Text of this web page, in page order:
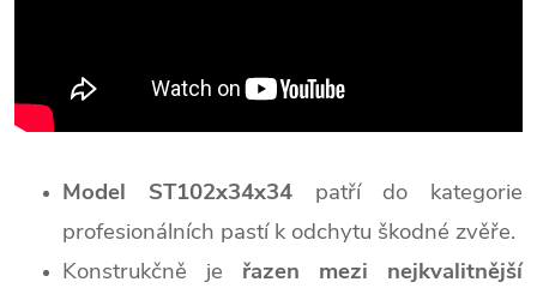
Model ST102x34x34patří do kategorie
profesionálních pastí k odchytu škodné zvěře.
Konstrukčně je řazen mezi nejkvalitnější